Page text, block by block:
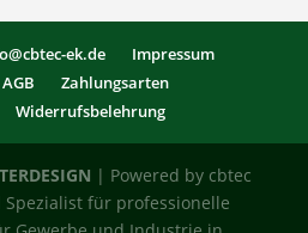
ek.de
Impressum
AGB
Zahlungsarten
Widerrufsbelehrung
| Powered by cbtec
Spezialist für professionelle